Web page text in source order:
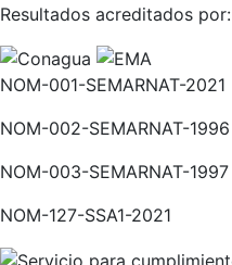
Resultados acreditados por:
NOM-001-SEMARNAT-2021
NOM-002-SEMARNAT-1996
NOM-003-SEMARNAT-1997
NOM-127-SSA1-2021